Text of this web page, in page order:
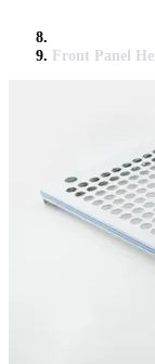
Front Panel